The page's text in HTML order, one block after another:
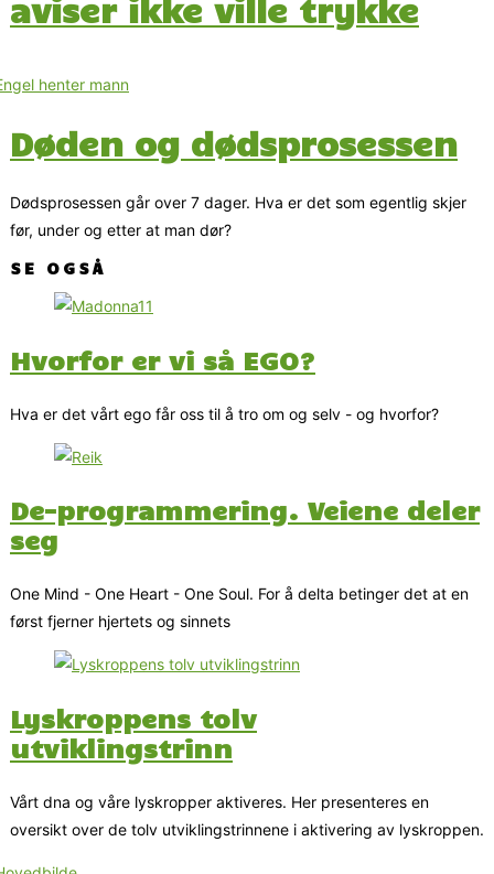
aviser ikke ville trykke
Døden og dødsprosessen
Dødsprosessen går over 7 dager. Hva er det som egentlig skjer
før, under og etter at man dør?
SE OGSÅ
Hvorfor er vi så EGO?
Hva er det vårt ego får oss til å tro om og selv - og hvorfor?
De-programmering. Veiene deler
seg
One Mind - One Heart - One Soul. For å delta betinger det at en
først fjerner hjertets og sinnets
Lyskroppens tolv
utviklingstrinn
Vårt dna og våre lyskropper aktiveres. Her presenteres en
oversikt over de tolv utviklingstrinnene i aktivering av lyskroppen.